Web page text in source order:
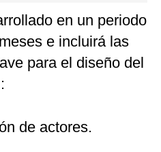
en un periodo
e incluirá las
para el diseño del
de actores.